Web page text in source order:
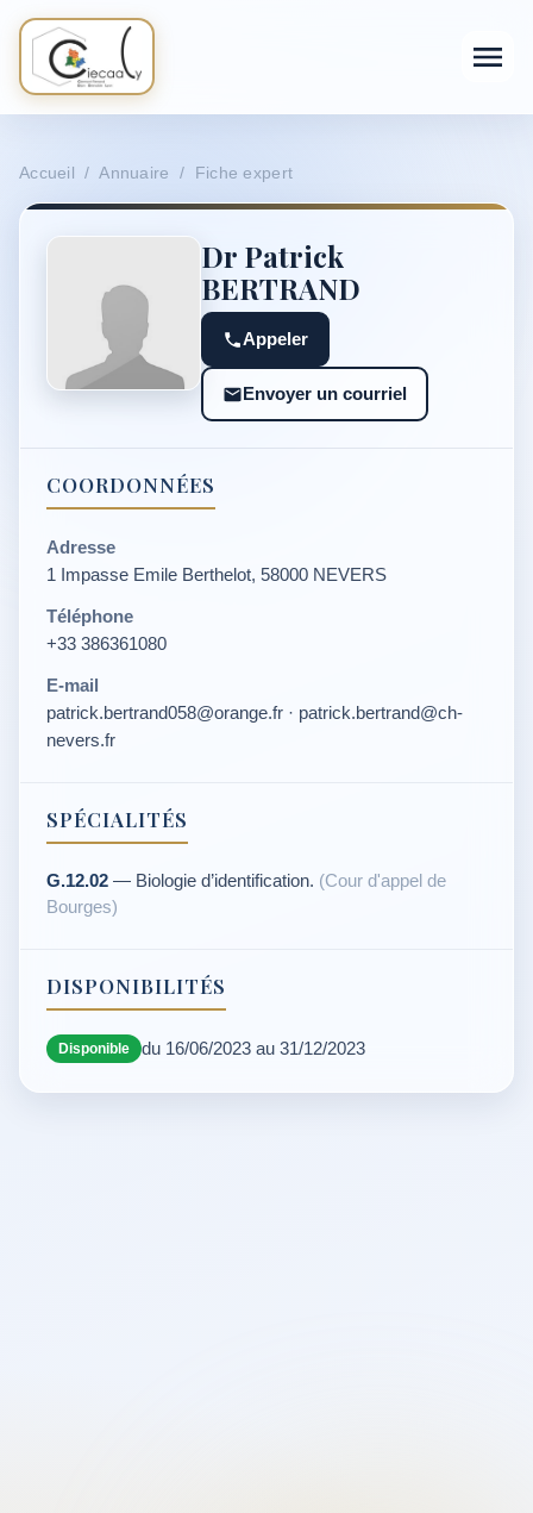
Accueil / Annuaire / Fiche expert
Dr Patrick
BERTRAND
Appeler
Envoyer un courriel
COORDONNÉES
Adresse
1 Impasse Emile Berthelot, 58000 NEVERS
Téléphone
+33 386361080
E-mail
patrick.bertrand058@orange.fr · patrick.bertrand@ch-
nevers.fr
SPÉCIALITÉS
G.12.02 — Biologie d’identification. (Cour d'appel de
Bourges)
DISPONIBILITÉS
Disponible du 16/06/2023 au 31/12/2023